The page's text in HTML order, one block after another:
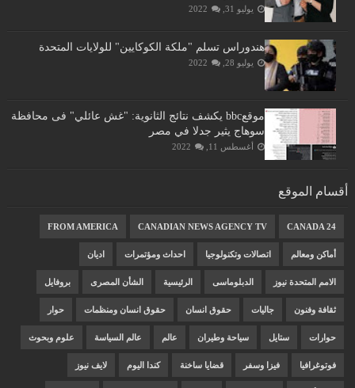
يوليو 31, 2022
هندوراس تسلم "ملكة الكوكايين" للولايات المتحدة
يوليو 28, 2022
موقعbbc يكشف نتائج الثانوية: "غش عائلي" فى محافظة
سوهاج يثير جدلا في مصر
أغسطس 11, 2022
أقسام الموقع
CANADA 24
CANADIAN NEWS AGENCY TV
FROM AMERICA
أماكن ومعالم اتصالات وتكنولوجيا احداث ومؤتمرات اديان
الامم المتحدة نيوز الدبلوماسى الرئيسية الشأن المصرى بروفايل
ثقافة وفنون جاليات حقوق انسان حقوق انسان ومنظمات حوار
حوارات ستايل سياحة وطيران عالم عالم السياسة علوم وبحوث
فوتوغرافيا فيزا وسفر قضايا ساخنة كندا اليوم لايف نيوز